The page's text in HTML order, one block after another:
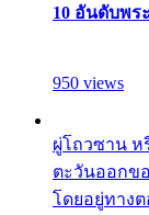
10 อันดับพร
950 views
ผู่โถวซาน ห
ตะวันออกข
โดยอยู่ทางต